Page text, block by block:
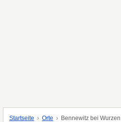
Startseite Orte Bennewitz bei Wurzen